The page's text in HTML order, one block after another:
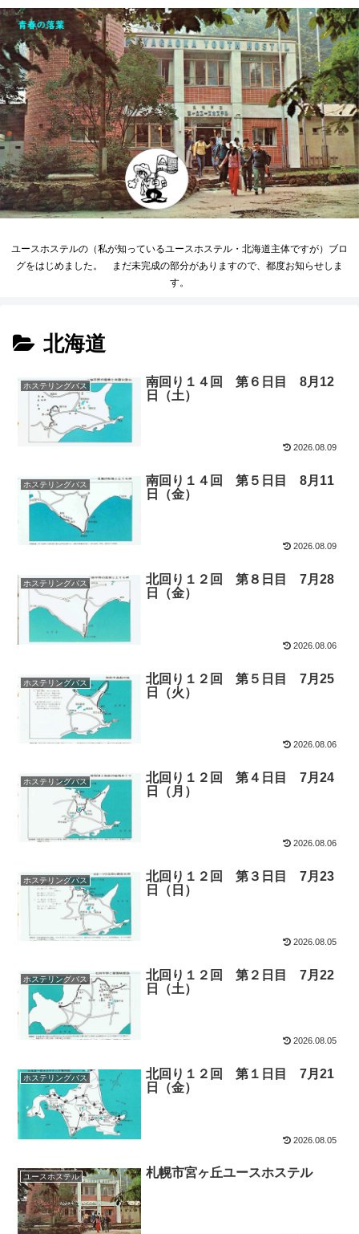
ユースホステルの（私が知っているユースホステル・北海道主体ですが）ブロ
グをはじめました。 まだ未完成の部分がありますので、都度お知らせしま
す。
北海道
ホステリングバス
南回り１４回 第６日目 8月12
日（土）
2026.08.09
ホステリングバス
南回り１４回 第５日目 8月11
日（金）
2026.08.09
ホステリングバス
北回り１２回 第８日目 7月28
日（金）
2026.08.06
ホステリングバス
北回り１２回 第５日目 7月25
日（火）
2026.08.06
ホステリングバス
北回り１２回 第４日目 7月24
日（月）
2026.08.06
ホステリングバス
北回り１２回 第３日目 7月23
日（日）
2026.08.05
ホステリングバス
北回り１２回 第２日目 7月22
日（土）
2026.08.05
ホステリングバス
北回り１２回 第１日目 7月21
日（金）
2026.08.05
ユースホステル 札幌市宮ヶ丘ユースホステル